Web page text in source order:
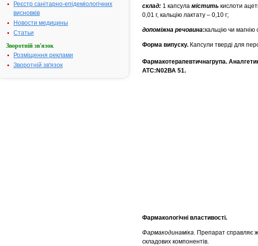
Реєстр санітарно-епідеміологічних
висновків
Новости медицины
Статьи
Зворотній зв'язок
Розміщення реклами
Зворотній зв'язок
склад: 1 капсула містить кислоти
0,01 г, кальцію лактату – 0,10 г;
допоміжна речовина:кальцію чи магнію
Форма випуску. Капсули тверді для
Фармакотерапевтичнагрупа.
АТС:N02ВА 51.
Фармакологічні властивості.
Фармакодинаміка. Препарат справляє
складових компонентів.